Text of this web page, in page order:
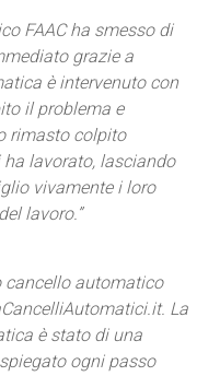
FAAC ha smesso di
grazie a
è intervenuto con
il problema e
rimasto colpito
ha lavorato, lasciando
vivamente i loro
lavoro.”
cancello automatico
La
è stato di una
ogni passo